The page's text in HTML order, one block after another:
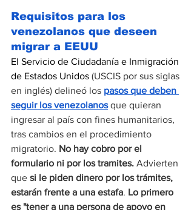
Requisitos para los
venezolanos que deseen
migrar a EEUU
El Servicio de Ciudadanía e Inmigración
de Estados Unidos (USCIS por sus siglas
en inglés) delineó los pasos que deben
seguir los venezolanos que quieran
ingresar al país con fines humanitarios,
tras cambios en el procedimiento
migratorio. No hay cobro por el
formulario ni por los tramites. Advierten
que si le piden dinero por los trámites,
estarán frente a una estafa. Lo primero
es "tener a una persona de apoyo en